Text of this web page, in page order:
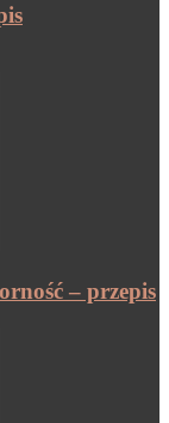
– przepis